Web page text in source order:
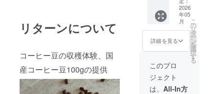
リターンについて
コーヒー豆の収穫体験、国
産コーヒー豆100gの提供
くださ
い。
所まで
の交通
費は支
援者で
ご負担
くださ
い。 ・
実施概
要：
2026年
5月頃に
2026
年05
月
詳細を見る
こ
の
リ
タ
ー
ン
を
選
択
す
る
このプロ
ジェクト
は、 All-In方